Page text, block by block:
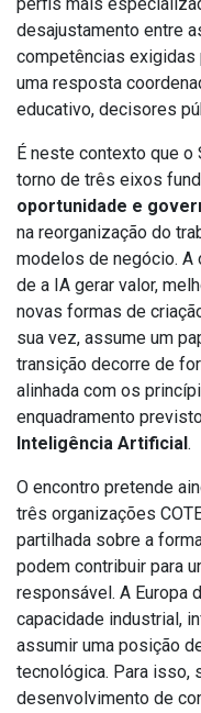
perfis mais
desajustamento entre
competências exigidas
uma resposta
educativo, decisores
É neste contexto que
torno de três eixos
oportunidade e
na reorganização do
modelos de negócio. A
de a IA gerar valor,
novas formas de
sua vez, assume um
transição decorre de
alinhada com os
enquadramento
Inteligência Artificial .
O encontro pretende
três organizações
partilhada sobre a
podem contribuir para
responsável. A Europa
capacidade industrial,
assumir uma posição
tecnológica. Para isso,
desenvolvimento de